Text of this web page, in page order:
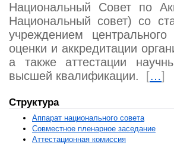
Национальный Совет по
Национальный совет) со
учреждением
оценки и аккредитации
а также аттестации
высшей квалификации.
[…]
Структура
Аппарат национального совета
Совместное пленарное заседание
Аттестационная комисcия